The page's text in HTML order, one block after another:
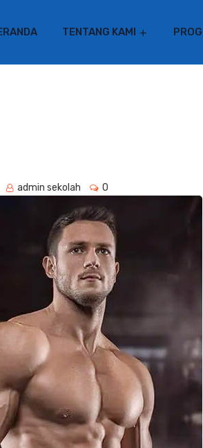
TENTANG KAMI
admin sekolah 0